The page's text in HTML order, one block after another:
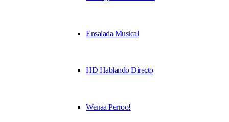
Ensalada Musical
HD Hablando Directo
Wenaa Perroo!